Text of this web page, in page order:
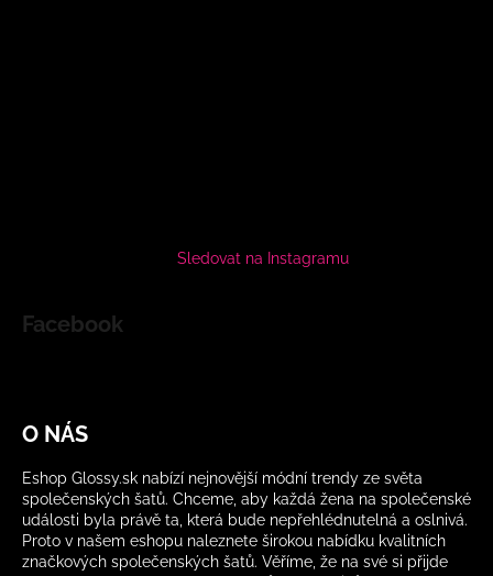
Sledovat na Instagramu
Facebook
O NÁS
Eshop Glossy.sk nabízí nejnovější módní trendy ze světa
společenských šatů. Chceme, aby každá žena na společenské
události byla právě ta, která bude nepřehlédnutelná a oslnivá.
Proto v našem eshopu naleznete širokou nabídku kvalitních
značkových společenských šatů. Věříme, že na své si přijde